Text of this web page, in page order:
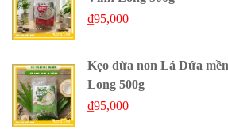
₫95,000
Kẹo dừa non Lá Dứa
Long 500g
₫95,000